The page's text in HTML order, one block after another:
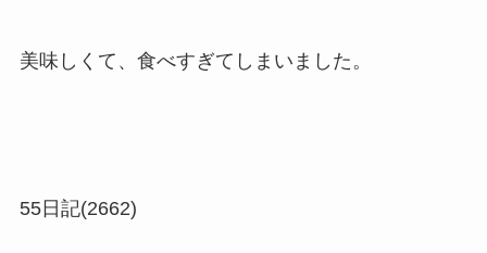
美味しくて、食べすぎてしまいました。
55日記(2662)